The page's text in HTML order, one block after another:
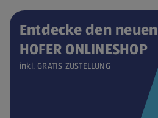
Entdecke den neuen
HOFER ONLINESHOP
inkl. GRATIS ZUSTELLUNG